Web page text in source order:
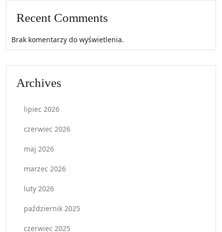
Recent Comments
Brak komentarzy do wyświetlenia.
Archives
lipiec 2026
czerwiec 2026
maj 2026
marzec 2026
luty 2026
październik 2025
czerwiec 2025